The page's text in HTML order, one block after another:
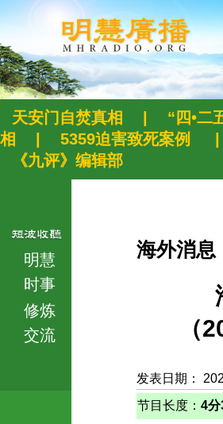
天安门自焚真相
“四•二
相
5359迫害致死案例
《九评》编辑部
明慧
时事
修炼
交流
海外消息
（
发表日期：
节目长度： 4分